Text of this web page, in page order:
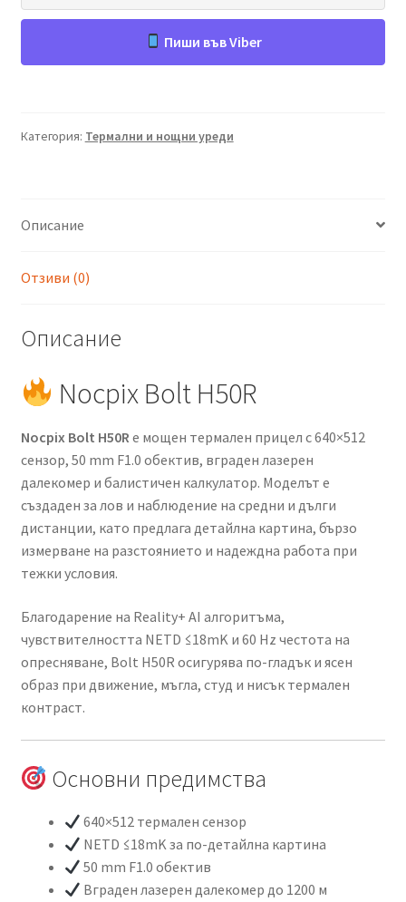
Пиши във Viber
Категория: Термални и нощни уреди
Описание
Отзиви (0)
Описание
Nocpix Bolt H50R
Nocpix Bolt H50R е мощен термален прицел с 640×512
сензор, 50 mm F1.0 обектив, вграден лазерен
далекомер и балистичен калкулатор. Моделът е
създаден за лов и наблюдение на средни и дълги
дистанции, като предлага детайлна картина, бързо
измерване на разстоянието и надеждна работа при
тежки условия.
Благодарение на Reality+ AI алгоритъма,
чувствителността NETD ≤18mK и 60 Hz честота на
опресняване, Bolt H50R осигурява по-гладък и ясен
образ при движение, мъгла, студ и нисък термален
контраст.
Основни предимства
640×512 термален сензор
NETD ≤18mK за по-детайлна картина
50 mm F1.0 обектив
Вграден лазерен далекомер до 1200 м